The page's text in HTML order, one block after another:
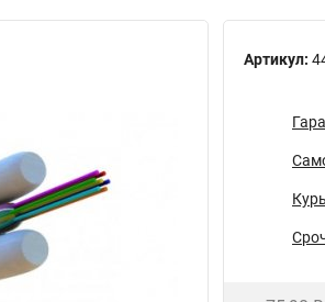
Артикул: